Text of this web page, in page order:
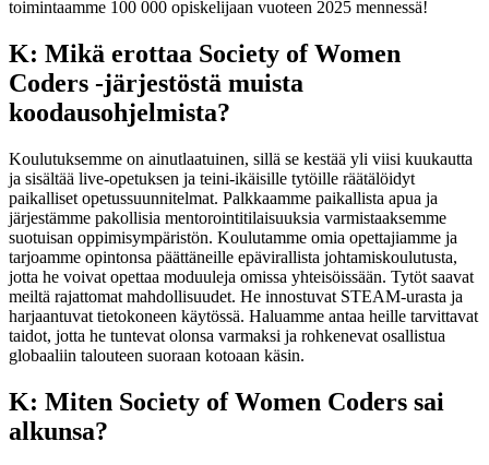
toimintaamme 100 000 opiskelijaan vuoteen 2025 mennessä!
K: Mikä erottaa Society of Women
Coders -järjestöstä muista
koodausohjelmista?
Koulutuksemme on ainutlaatuinen, sillä se kestää yli viisi kuukautta
ja sisältää live-opetuksen ja teini-ikäisille tytöille räätälöidyt
paikalliset opetussuunnitelmat. Palkkaamme paikallista apua ja
järjestämme pakollisia mentorointitilaisuuksia varmistaaksemme
suotuisan oppimisympäristön. Koulutamme omia opettajiamme ja
tarjoamme opintonsa päättäneille epävirallista johtamiskoulutusta,
jotta he voivat opettaa moduuleja omissa yhteisöissään. Tytöt saavat
meiltä rajattomat mahdollisuudet. He innostuvat STEAM-urasta ja
harjaantuvat tietokoneen käytössä. Haluamme antaa heille tarvittavat
taidot, jotta he tuntevat olonsa varmaksi ja rohkenevat osallistua
globaaliin talouteen suoraan kotoaan käsin.
K: Miten Society of Women Coders sai
alkunsa?